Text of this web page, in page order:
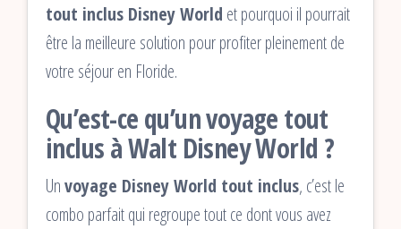
tout inclus Disney World et pourquoi il pourrait
être la meilleure solution pour profiter pleinement de
votre séjour en Floride.
Qu’est-ce qu’un voyage tout
inclus à Walt Disney World ?
Unvoyage Disney World tout inclus, c’est le
combo parfait qui regroupe tout ce dont vous avez